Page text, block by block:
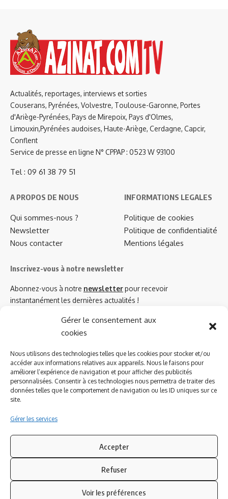
Gérer le consentement aux
cookies
Nous utilisons des technologies telles que les cookies pour stocker et/ou
accéder aux informations relatives aux appareils. Nous le faisons pour
améliorer l’expérience de navigation et pour afficher des publicités
personnalisées. Consentir à ces technologies nous permettra de traiter des
données telles que le comportement de navigation ou les ID uniques sur ce
site.
Gérer les services
Accepter
Refuser
Voir les préférences
Actualités, reportages, interviews et sorties
Couserans, Pyrénées, Volvestre, Toulouse-Garonne, Portes
d'Ariège-Pyrénées, Pays de Mirepoix, Pays d'Olmes,
Limouxin,Pyrénées audoises, Haute-Ariège, Cerdagne, Capcir,
Conflent
Service de presse en ligne N° CPPAP : 0523 W 93100
Tel : 09 61 38 79 51
A PROPOS DE NOUS
Qui sommes-nous ?
Newsletter
Nous contacter
INFORMATIONS LEGALES
Politique de cookies
Politique de confidentialité
Mentions légales
Inscrivez-vous à notre newsletter
Abonnez-vous à notre newsletterpour recevoir
instantanément les dernières actualités !
Azinat.com TV soutient
Suivez-nous